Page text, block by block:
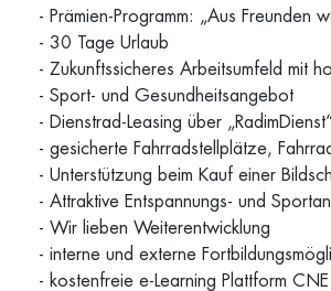
- Prämien-Programm: „Aus Freunden
- 30 Tage Urlaub
- Zukunftssicheres Arbeitsumfeld mit
- Sport- und Gesundheitsangebot
- Dienstrad-Leasing über „RadimDienst“
- gesicherte Fahrradstellplätze,
- Unterstützung beim Kauf einer
- Attraktive Entspannungs- und
- Wir lieben Weiterentwicklung
- interne und externe
- kostenfreie e-Learning Plattform CNE